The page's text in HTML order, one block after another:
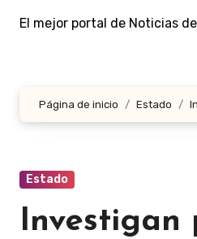
El mejor portal de Noticias
Página de inicio Estado
Estado
Investigan